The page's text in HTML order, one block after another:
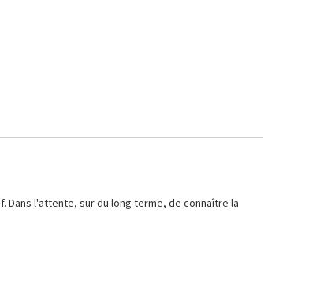
l'attente, sur du long terme, de connaître la